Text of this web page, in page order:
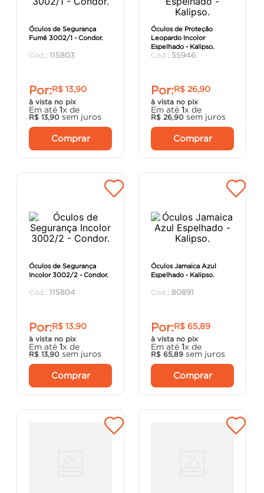
Óculos de Segurança
Fumê 3002/1 - Condor.
: 115803
Por:R$ 13,90
à vista no pix
Em até 1x de
R$ 13,90 sem juros
Comprar
Óculos de Proteção
Leopardo Incolor
Espelhado - Kalipso.
: 55946
Por:R$ 26,90
à vista no pix
Em até 1x de
R$ 26,90 sem juros
Comprar
Óculos de Segurança
Incolor 3002/2 - Condor.
: 115804
Por:R$ 13,90
à vista no pix
Em até 1x de
R$ 13,90 sem juros
Comprar
Óculos Jamaica Azul
Espelhado - Kalipso.
: 80891
Por:R$ 65,89
à vista no pix
Em até 1x de
R$ 65,89 sem juros
Comprar
chuveiro
cimento
º porta